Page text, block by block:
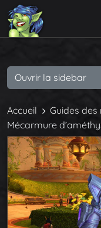
Accueil Guides
Mécarmure
Ouvrir la sidebar